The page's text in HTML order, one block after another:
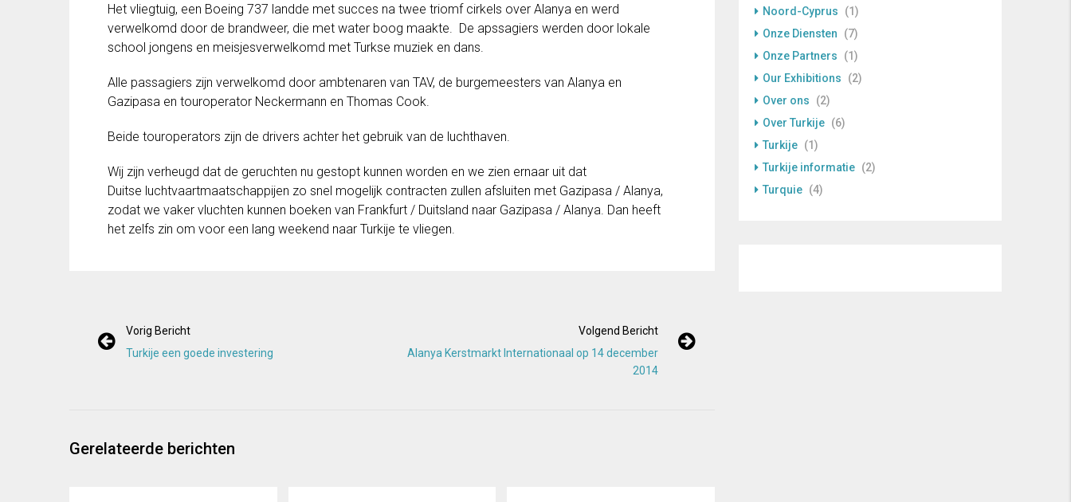
Het vliegtuig, een Boeing 737 landde met succes na twee triomf cirkels over Alanya en werd
verwelkomd door de brandweer, die met water boog maakte. De apssagiers werden door lokale
school jongens en meisjesverwelkomd met Turkse muziek en dans.
Alle passagiers zijn verwelkomd door ambtenaren van TAV, de burgemeesters van Alanya en
Gazipasa en touroperator Neckermann en Thomas Cook.
Beide touroperators zijn de drivers achter het gebruik van de luchthaven.
Wij zijn verheugd dat de geruchten nu gestopt kunnen worden en we zien ernaar uit dat
Duitse luchtvaartmaatschappijen zo snel mogelijk contracten zullen afsluiten met Gazipasa / Alanya,
zodat we vaker vluchten kunnen boeken van Frankfurt / Duitsland naar Gazipasa / Alanya. Dan heeft
het zelfs zin om voor een lang weekend naar Turkije te vliegen.
Vorig Bericht
Turkije een goede investering
Volgend Bericht
Alanya Kerstmarkt Internationaal op 14 december
2014
Gerelateerde berichten
Noord-Cyprus
(1)
Onze Diensten
(7)
Onze Partners
(1)
Our Exhibitions
(2)
Over ons
(2)
Over Turkije (6)
Turkije (1)
Turkije informatie (2)
Turquie (4)